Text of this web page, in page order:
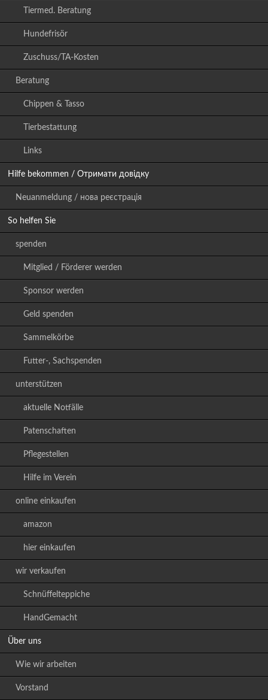
Tiermed. Beratung
Hundefrisör
Zuschuss/TA-Kosten
Beratung
Chippen & Tasso
Tierbestattung
Links
Hilfe bekommen / Отримати довідку
Neuanmeldung / нова реєстрація
So helfen Sie
spenden
Mitglied / Förderer werden
Sponsor werden
Geld spenden
Sammelkörbe
Futter-, Sachspenden
unterstützen
aktuelle Notfälle
Patenschaften
Pflegestellen
Hilfe im Verein
online einkaufen
amazon
hier einkaufen
wir verkaufen
Schnüffelteppiche
HandGemacht
Über uns
Wie wir arbeiten
Vorstand